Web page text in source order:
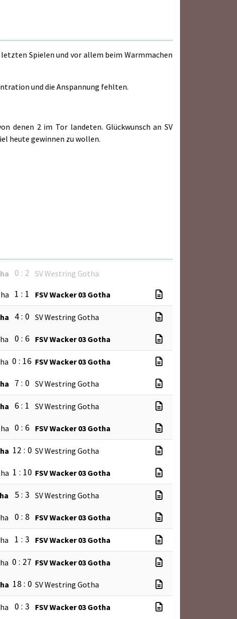
Spielen und vor allem beim Warmmachen
und die Anspannung fehlten.
denen 2 im Tor landeten. Glückwunsch an SV
heute gewinnen zu wollen.
0 : 2 SV Westring Gotha
1 : 1 FSV Wacker 03 Gotha
4 : 0 SV Westring Gotha
0 : 6 FSV Wacker 03 Gotha
0 : 16 FSV Wacker 03 Gotha
7 : 0 SV Westring Gotha
6 : 1 SV Westring Gotha
0 : 6 FSV Wacker 03 Gotha
12 : 0 SV Westring Gotha
1 : 10 FSV Wacker 03 Gotha
5 : 3 SV Westring Gotha
0 : 8 FSV Wacker 03 Gotha
1 : 3 FSV Wacker 03 Gotha
0 : 27 FSV Wacker 03 Gotha
18 : 0 SV Westring Gotha
0 : 3 FSV Wacker 03 Gotha